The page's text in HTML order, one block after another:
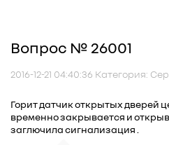
Вопрос № 26001
2016-12-21 04:40:36 Категория:
Горит датчик открытых дверей
временно закрывается и
заглючила сигнализация .